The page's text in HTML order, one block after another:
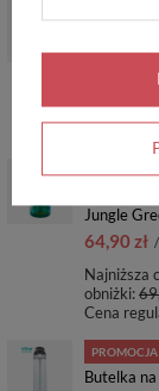
34,99 zł
obniżki:
Jungle
64,90 zł /
Najniższa
obniżki:
Cena
PROMOCJA
Butelka